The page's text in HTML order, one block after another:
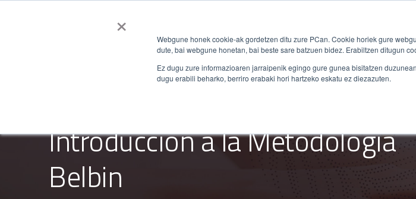
×
Webgune honek cookie-ak gordetzen ditu zure PCan. Cookie horiek gure
dute, bai webgune honetan, bai beste sare batzuen bidez. Erabiltzen ditugun
Ez dugu zure informazioaren jarraipenik egingo gure gunea bisitatzen
dugu erabili beharko, berriro erabaki hori hartzeko eskatu ez diezazuten.
Introducción a la Metodología
Belbin